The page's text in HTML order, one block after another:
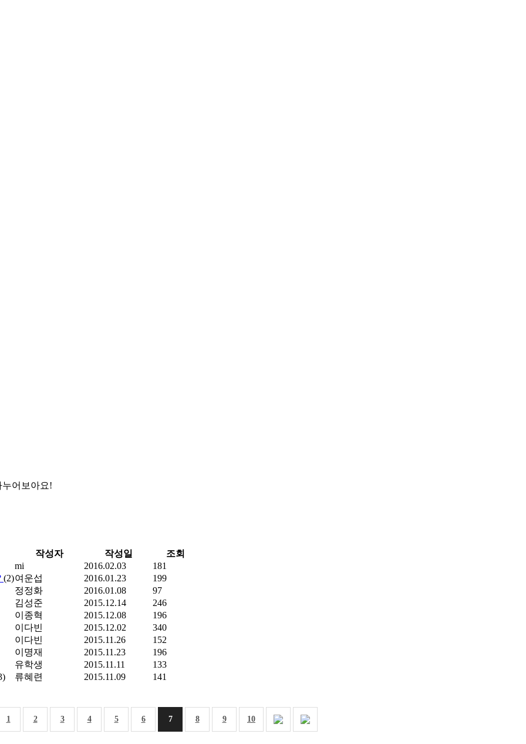
어보아요!
작성자 작성일
조회
mi
2016.02.03
181
(2)여운섭 2016.01.23
199
정정화
2016.01.08
97
김성준
2015.12.14
246
이종혁
2015.12.08
196
이다빈
2015.12.02
340
이다빈
2015.11.26
152
이명재
2015.11.23
196
유학생
2015.11.11
133
류혜련 2015.11.09 141
1 2 3 4 5 6 7 8 9 10